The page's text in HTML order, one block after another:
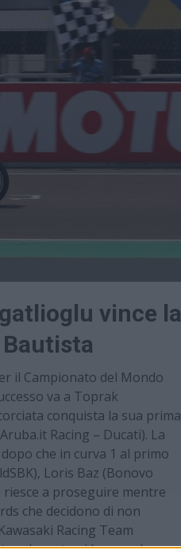
vince la
il Campionato del Mondo
va a Toprak
conquista la sua prima
Racing – Ducati). La
che in curva 1 al primo
Loris Baz (Bonovo
riesce a proseguire mentre
che decidono di non
Racing Team